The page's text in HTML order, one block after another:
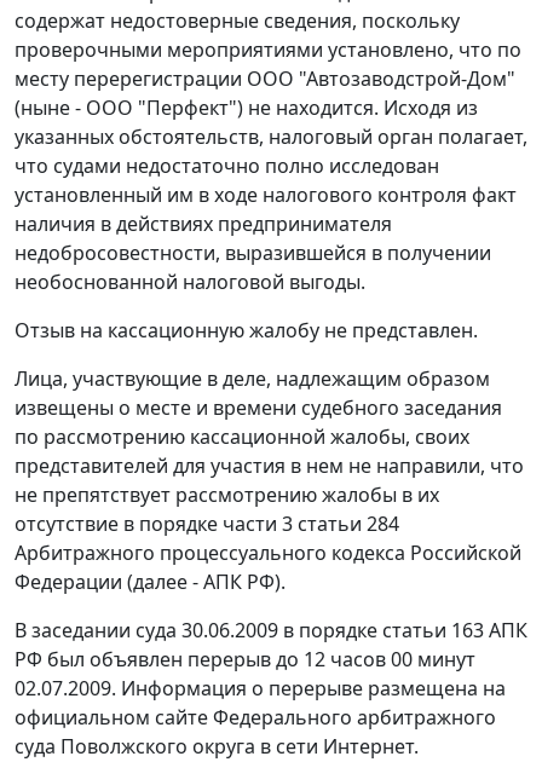
содержат недостоверные сведения, поскольку
проверочными мероприятиями установлено, что по
месту перерегистрации ООО "Автозаводстрой-Дом"
(ныне - ООО "Перфект") не находится. Исходя из
указанных обстоятельств, налоговый орган полагает,
что судами недостаточно полно исследован
установленный им в ходе налогового контроля факт
наличия в действиях предпринимателя
недобросовестности, выразившейся в получении
необоснованной налоговой выгоды.
Отзыв на кассационную жалобу не представлен.
Лица, участвующие в деле, надлежащим образом
извещены о месте и времени судебного заседания
по рассмотрению кассационной жалобы, своих
представителей для участия в нем не направили, что
не препятствует рассмотрению жалобы в их
отсутствие в порядке части 3 статьи 284
Арбитражного процессуального кодекса Российской
Федерации (далее - АПК РФ).
В заседании суда 30.06.2009 в порядке статьи 163АПК
РФ был объявлен перерыв до 12 часов 00 минут
02.07.2009. Информация о перерыве размещена на
официальном сайтеФедерального арбитражного
суда Поволжского округа в сети Интернет.